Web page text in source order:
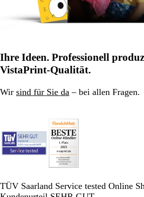
Ihre Ideen. Professionell
VistaPrint-Qualität.
Wir sind für Sie da – bei allen Fragen.
TÜV Saarland Service tested Online